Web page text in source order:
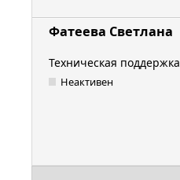
Фатеева Светлана
Техническая поддержка
Неактивен